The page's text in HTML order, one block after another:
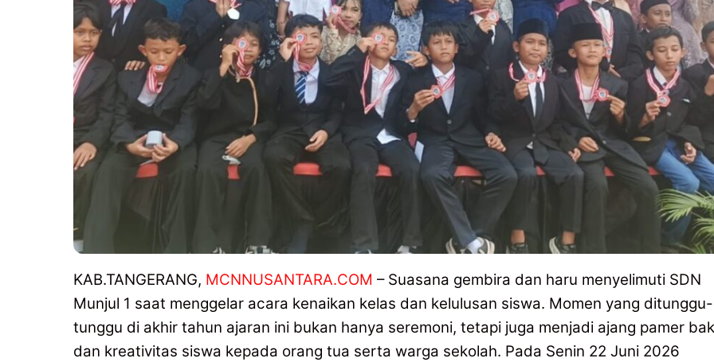
KAB.TANGERANG, MCNNUSANTARA.COM – Suasana gembira dan haru menyelimuti SDN
Munjul 1 saat menggelar acara kenaikan kelas dan kelulusan siswa. Momen yang ditunggu-
tunggu di akhir tahun ajaran ini bukan hanya seremoni, tetapi juga menjadi ajang pamer
dan kreativitas siswa kepada orang tua serta warga sekolah. Pada Senin 22 Juni 2026